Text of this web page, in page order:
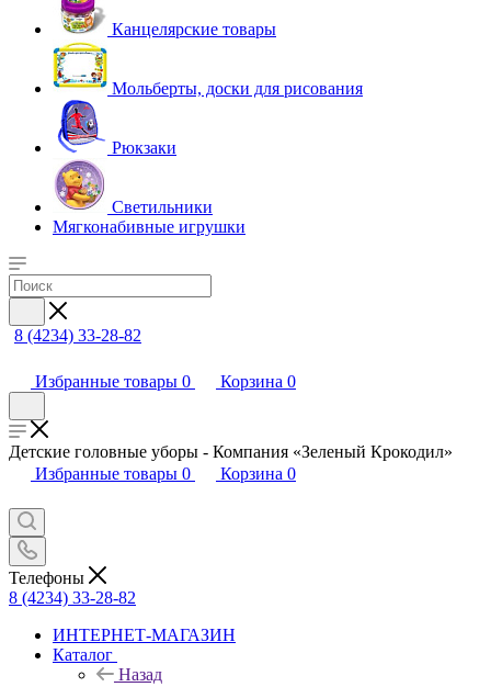
Канцелярские товары
Мольберты, доски для рисования
Рюкзаки
Светильники
Мягконабивные игрушки
8 (4234) 33-28-82
Избранные товары 0 Корзина 0
Детские головные уборы - Компания «Зеленый Крокодил»
Избранные товары 0 Корзина 0
Телефоны
8 (4234) 33-28-82
ИНТЕРНЕТ-МАГАЗИН
Каталог
Назад